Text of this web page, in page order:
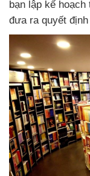
bạn lập kế
đưa ra quyết